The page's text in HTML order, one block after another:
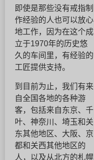
即使是那些没有戒指制
作经验的人也可以放心
地工作，因为在这个成
立于1970年的历史悠
久的车间里，有经验的
工匠提供支持。
到目前为止，我们有来
自全国各地的各种游
客，包括来自东京、千
叶、神奈川、埼玉和关
东其他地区、大阪、京
都和关西其他地区的
人，以及从北方的札幌